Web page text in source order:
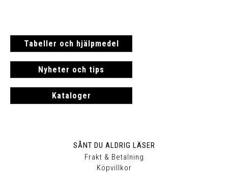
Tabeller och hjälpmedel
Nyheter och tips
Kataloger
SÅNT DU ALDRIG LÄSER
Frakt & Betalning
Köpvillkor